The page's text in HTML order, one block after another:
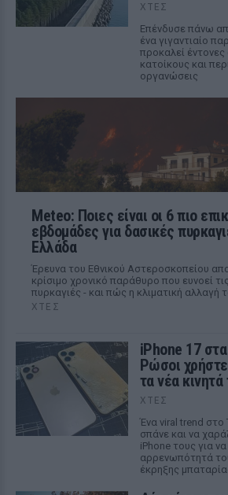
ΧΤΕΣ
Επένδυσε πάνω
ένα γιγαντιαίο
προκαλεί
κατοίκους και
οργανώσεις
Meteo: Ποιες είναι οι 6 πιο
εβδομάδες για δασικές
Ελλάδα
Έρευνα του Εθνικού Αστεροσκοπείου
κρίσιμο χρονικό παράθυρο που ευνοεί
πυρκαγιές - και πώς η κλιματική αλλαγή
ΧΤΕΣ
iPhone 17 στα
Ρώσοι
τα νέα
ΧΤΕΣ
Ένα viral trend στο
σπάνε και να
iPhone τους για
αρρενωπότητά
έκρηξης